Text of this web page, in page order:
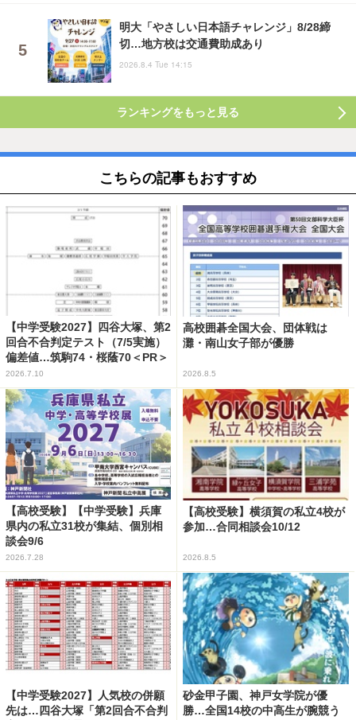
明大「やさしい日本語チャレンジ」8/28締
切…地方校は交通費助成あり
2026.8.4 Tue 14:15
ランキングをもっと見る
こちらの記事もおすすめ
【中学受験2027】四谷大塚、第2
回合不合判定テスト（7/5実施）
偏差値…筑駒74・桜蔭70＜PR＞
2026.7.10
高校囲碁全国大会、団体戦は
灘・南山女子部が優勝
2026.8.5
【高校受験】【中学受験】兵庫
県内の私立31校が集結、個別相
談会9/6
2026.7.28
【高校受験】横須賀の私立4校が
参加…合同相談会10/12
2026.8.5
【中学受験2027】人気校の併願
先は…四谷大塚「第2回合不合判
砂金甲子園、神戸女学院が優
勝…全国14校の中高生が腕競う